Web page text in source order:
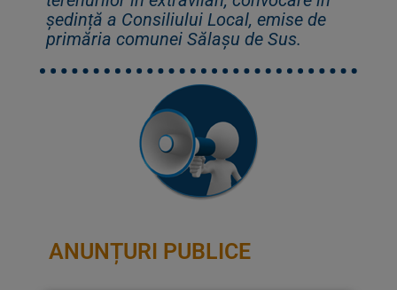
ședință a Consiliului Local, emise de
primăria comunei Sălașu de Sus.
ANUNȚURI PUBLICE